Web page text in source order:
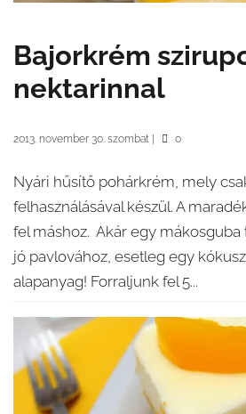
Bajorkrém
nektarinnal
2013. november 30. szombat 0
Nyári hűsítő pohárkrém, mely
felhasználásával készül. A
fel máshoz. Akár egy mákosguba
jó pavlovához, esetleg egy
alapanyag! Forraljunk fel 5...